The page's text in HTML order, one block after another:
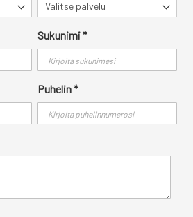
Sukunimi*
Puhelin*